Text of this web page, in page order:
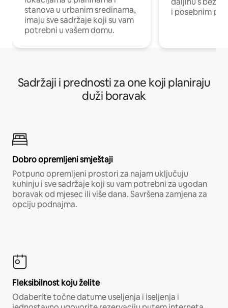
stanova u urbanim sredinama,
imaju sve sadržaje koji su vam
potrebni u vašem domu.
i posebnim
Sadržaji i prednosti za one koji planiraju
duži boravak
Dobro opremljeni smještaji
Potpuno opremljeni prostori za najam uključuju
kuhinju i sve sadržaje koji su vam potrebni za ugodan
boravak od mjesec ili više dana. Savršena zamjena za
opciju podnajma.
Fleksibilnost koju želite
Odaberite točne datume useljenja i iseljenja i